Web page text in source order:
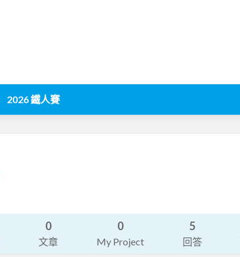
2026 鐵人賽
0
文章
0
My Project
5
回答